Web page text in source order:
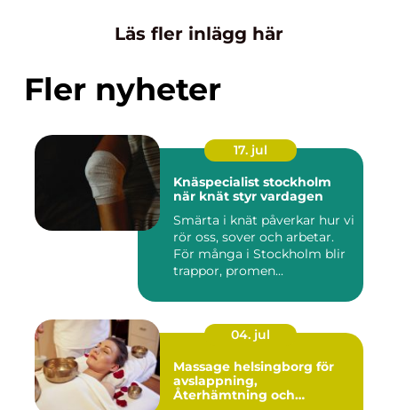
Läs fler inlägg här
Fler nyheter
17. jul
Knäspecialist stockholm
när knät styr vardagen
Smärta i knät påverkar hur vi
rör oss, sover och arbetar.
För många i Stockholm blir
trappor, promen...
04. jul
Massage helsingborg för
avslappning,
Återhämtning och